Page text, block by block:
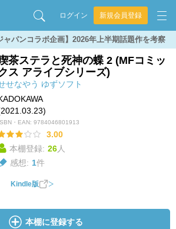
ログイン 新規会員登録
ャパンコラボ企画】2026年上半期話題作を考察
茶ステラと死神の蝶 2 (MFコミッ
ス アライブシリーズ)
せなやう ゆずソフト
・EAN: 9784046801913
3.00
本棚登録: 26人
感想: 1件
Kindle版
本棚に登録する